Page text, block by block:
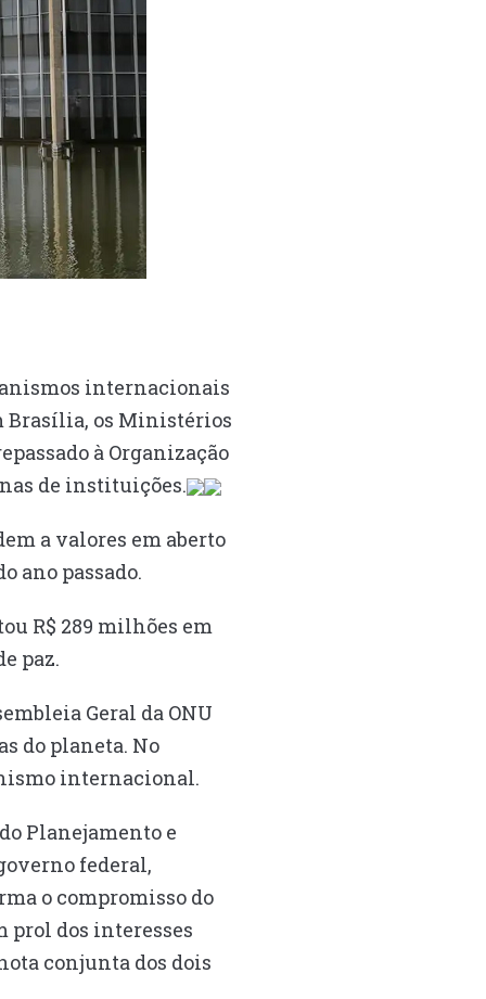
internacionais
Brasília, os Ministérios
à Organização
de instituições.
a valores em aberto
ano passado.
R$ 289 milhões em
paz.
Geral da ONU
do planeta. No
internacional.
Planejamento e
federal,
o compromisso do
prol dos interesses
conjunta dos dois